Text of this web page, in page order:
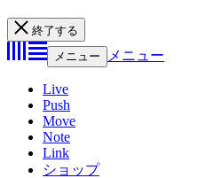
終了する
メニュー
メニュー
Live
Push
Move
Note
Link
ショップ